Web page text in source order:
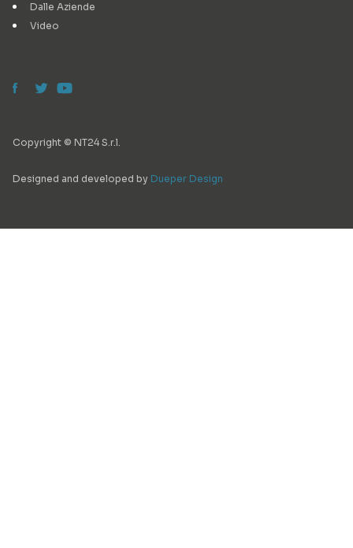
Dalle Aziende
Video
Copyright © NT24 S.r.l.
Designed and developed by Dueper Design